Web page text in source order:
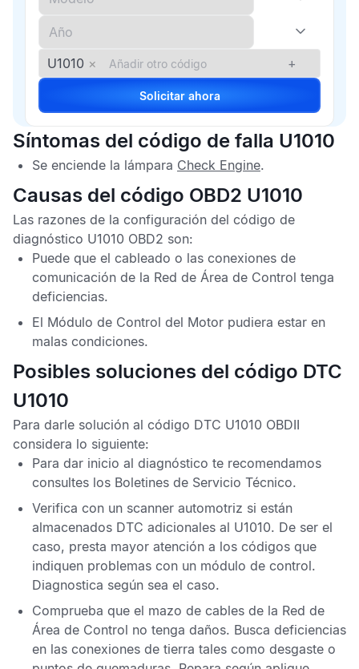
U1010 × +
Solicitar ahora
Síntomas del código de falla U1010
Se enciende la lámpara Check Engine.
Causas del código OBD2 U1010
Las razones de la configuración del código de
diagnóstico U1010 OBD2 son:
Puede que el cableado o las conexiones de
comunicación de la Red de Área de Control tenga
deficiencias.
El Módulo de Control del Motor pudiera estar en
malas condiciones.
Posibles soluciones del código DTC
U1010
Para darle solución al código DTC U1010 OBDII
considera lo siguiente:
Para dar inicio al diagnóstico te recomendamos
consultes los Boletines de Servicio Técnico.
Verifica con un scanner automotriz si están
almacenados DTC adicionales al U1010. De ser el
caso, presta mayor atención a los códigos que
indiquen problemas con un módulo de control.
Diagnostica según sea el caso.
Comprueba que el mazo de cables de la Red de
Área de Control no tenga daños. Busca deficiencias
en las conexiones de tierra tales como desgaste o